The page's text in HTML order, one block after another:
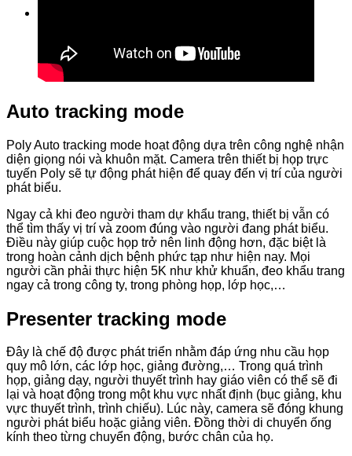
Auto tracking mode
Poly Auto tracking mode hoạt động dựa trên công nghệ nhận
diện giọng nói và khuôn mặt. Camera trên thiết bị họp trực
tuyến Poly sẽ tự động phát hiện để quay đến vị trí của người
phát biểu.
Ngay cả khi đeo người tham dự khẩu trang, thiết bị vẫn có
thể tìm thấy vị trí và zoom đúng vào người đang phát biểu.
Điều này giúp cuộc họp trở nên linh động hơn, đặc biệt là
trong hoàn cảnh dịch bệnh phức tạp như hiện nay. Mọi
người cần phải thực hiện 5K như khử khuẩn, đeo khẩu trang
ngay cả trong công ty, trong phòng họp, lớp học,…
Presenter tracking mode
Đây là chế độ được phát triển nhằm đáp ứng nhu cầu họp
quy mô lớn, các lớp học, giảng đường,… Trong quá trình
họp, giảng dạy, người thuyết trình hay giáo viên có thể sẽ đi
lại và hoạt động trong một khu vực nhất định (bục giảng, khu
vực thuyết trình, trình chiếu). Lúc này, camera sẽ đóng khung
người phát biểu hoặc giảng viên. Đồng thời di chuyển ống
kính theo từng chuyển động, bước chân của họ.